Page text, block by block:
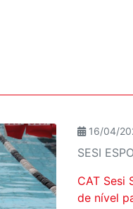
16/04/
SESI
CAT Sesi
de nível